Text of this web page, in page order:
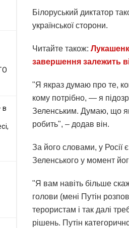
в
Білоруський диктатор
української сторони.
Читайте також:
завершення залежить
"Я якраз думаю про те,
кому потрібно, — я
Зеленським. Думаю, що
робить", – додав він.
За його словами, у Росії
Зеленського у момент
"Я вам навіть більше
голови (мені Путін
терористам і так далі
рішень. Путін